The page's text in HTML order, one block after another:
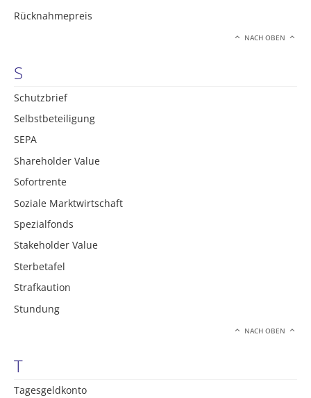
Rücknahmepreis
NACH OBEN
S
Schutzbrief
Selbstbeteiligung
SEPA
Shareholder Value
Sofortrente
Soziale Marktwirtschaft
Spezialfonds
Stakeholder Value
Sterbetafel
Strafkaution
Stundung
NACH OBEN
T
Tagesgeldkonto